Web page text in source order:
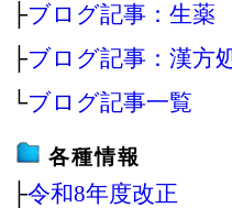
├ブログ記事：生薬
├ブログ記事：漢方
└ブログ記事一覧
各種情報
├令和8年度改正